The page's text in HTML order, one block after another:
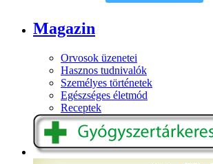
Magazin
Orvosok üzenetei
Hasznos tudnivalók
Személyes történetek
Egészséges életmód
Receptek